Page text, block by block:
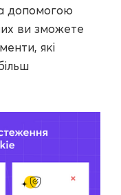
допомогою
ви зможете
які